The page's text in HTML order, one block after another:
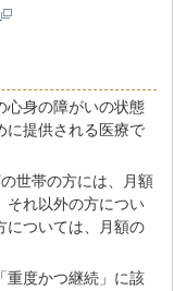
身の障がいの状態
に提供される医療で
世帯の方には、月額
それ以外の方につい
については、月額の
度かつ継続」に該